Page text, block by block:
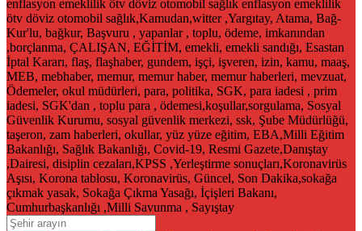
enflasyon emeklilik ötv döviz otomobil sağlık enflasyon emeklilik
ötv döviz otomobil sağlık,Kamudan,witter ,Yargıtay, Atama, Bağ-
Kur'lu, bağkur, Başvuru , yapanlar , toplu, ödeme, imkanından
,borçlanma, ÇALIŞAN, EĞİTİM, emekli, emekli sandığı, Esastan
İptal Kararı, flaş, flaşhaber, gundem, işçi, işveren, izin, kamu, maaş,
MEB, mebhaber, memur, memur haber, memur haberleri, mevzuat,
Ödemeler, okul müdürleri, para, politika, SGK, para iadesi , prim
iadesi, SGK'dan , toplu para , ödemesi,koşullar,sorgulama, Sosyal
Güvenlik Kurumu, sosyal güvenlik merkezi, ssk, Şube Müdürlüğü,
taşeron, zam haberleri, okullar, yüz yüze eğitim, EBA,Milli Eğitim
Bakanlığı, Sağlık Bakanlığı, Covid-19, Resmi Gazete,Danıştay
,Dairesi, disiplin cezaları,KPSS ,Yerleştirme sonuçları,Koronavirüs
Aşısı, Korona tablosu, Koronavirüs, Güncel, Son Dakika,sokağa
çıkmak yasak, Sokağa Çıkma Yasağı, İçişleri Bakanı,
Cumhurbaşkanlığı ,Milli Savunma , Sayıştay